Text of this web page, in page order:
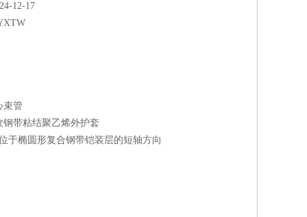
12-17
束管
钢带粘结聚乙烯外护套
于椭圆形复合钢带铠装层的短轴方向